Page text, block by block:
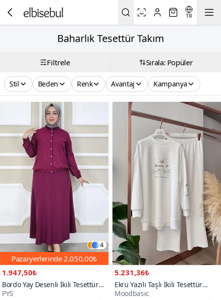
TR
Baharlık Tesettür Takım
Filtrele Sırala: Popüler
Stil Beden Renk Avantaj Kampanya
4
Pazaryerlerinde2.050,00₺
1.947,50₺
Bordo Yay Desenli İkili Tesettür
Takım
PYS
5.231,36₺
Ekru Yazılı Taşlı İkili Tesettür
Takım
Moodbasic